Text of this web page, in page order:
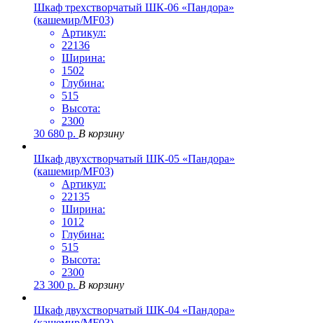
Шкаф трехстворчатый ШК-06 «Пандора»
(кашемир/MF03)
Артикул:
22136
Ширина:
1502
Глубина:
515
Высота:
2300
30 680 р. В корзину
Шкаф двухстворчатый ШК-05 «Пандора»
(кашемир/MF03)
Артикул:
22135
Ширина:
1012
Глубина:
515
Высота:
2300
23 300 р. В корзину
Шкаф двухстворчатый ШК-04 «Пандора»